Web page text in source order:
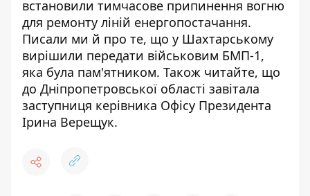
встановили тимчасове припинення вогню
для ремонту ліній енергопостачання.
Писали ми й про те, що у Шахтарському
вирішили передати військовим БМП-1,
яка була пам'ятником. Також читайте, що
до Дніпропетровської області завітала
заступниця керівника Офісу Президента
Ірина Верещук.